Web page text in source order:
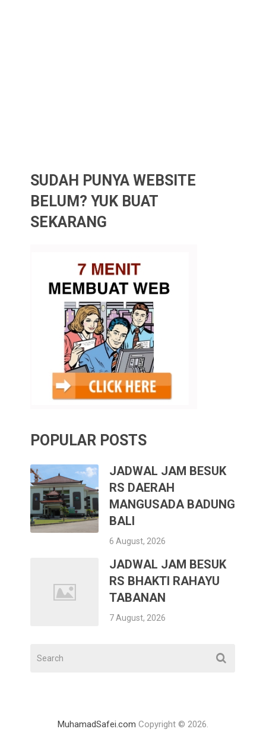
SUDAH PUNYA WEBSITE
BELUM? YUK BUAT
SEKARANG
POPULAR POSTS
JADWAL JAM BESUK
RS DAERAH
MANGUSADA BADUNG
BALI
6 August, 2026
JADWAL JAM BESUK
RS BHAKTI RAHAYU
TABANAN
7 August, 2026
MuhamadSafei.com Copyright © 2026.